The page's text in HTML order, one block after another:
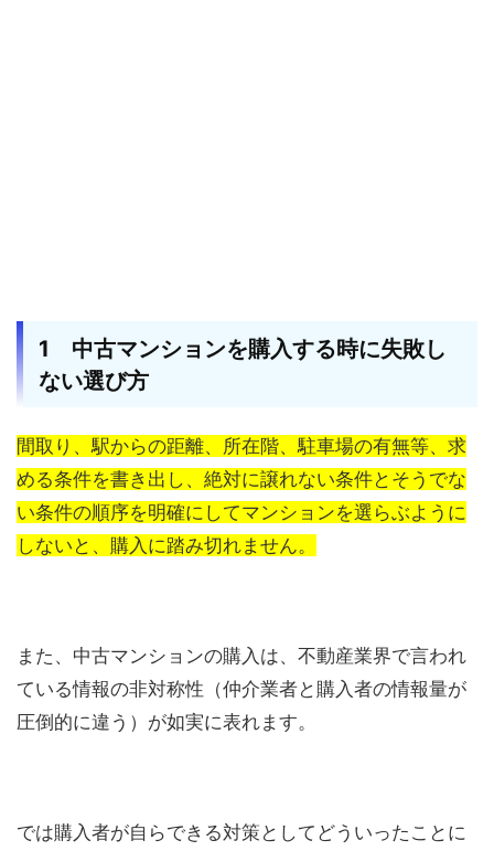
1 中古マンションを購入する時に失敗し
ない選び方
間取り、駅からの距離、所在階、駐車場の有無等、求
める条件を書き出し、絶対に譲れない条件とそうでな
い条件の順序を明確にしてマンションを選らぶように
しないと、購入に踏み切れません。
また、中古マンションの購入は、不動産業界で言われ
ている情報の非対称性（仲介業者と購入者の情報量が
圧倒的に違う）が如実に表れます。
では購入者が自らできる対策としてどういったことに